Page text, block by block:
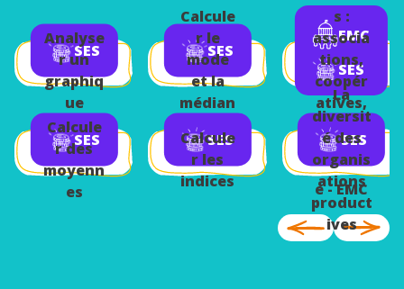
SES
Analyse
r un
graphiq
ue
SES
Calcule
r des
moyenn
es
SES
Calcule
r le
mode
et la
médian
SES
Calcule
r les
indices
EMC
SES
s :
associa
tions,
coopér
atives,
mutuell
es -
Premièr
e - EMC
SES
La
diversit
é des
organis
ations
product
ives